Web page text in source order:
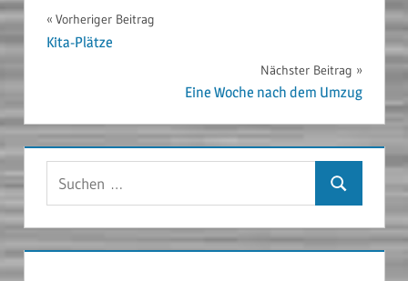
Beitragsnavigation
Vorheriger Beitrag
Kita-Plätze
Nächster Beitrag
Eine Woche nach dem Umzug
Suchen